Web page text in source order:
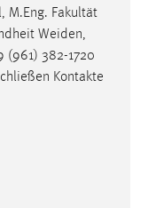
M.Eng. Fakultät
Weiden,
(961) 382-1720
Kontakte